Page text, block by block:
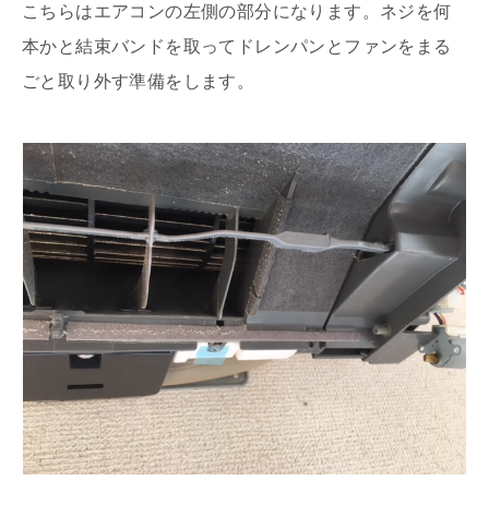
こちらはエアコンの左側の部分になります。ネジを何
本かと結束バンドを取ってドレンパンとファンをまる
ごと取り外す準備をします。